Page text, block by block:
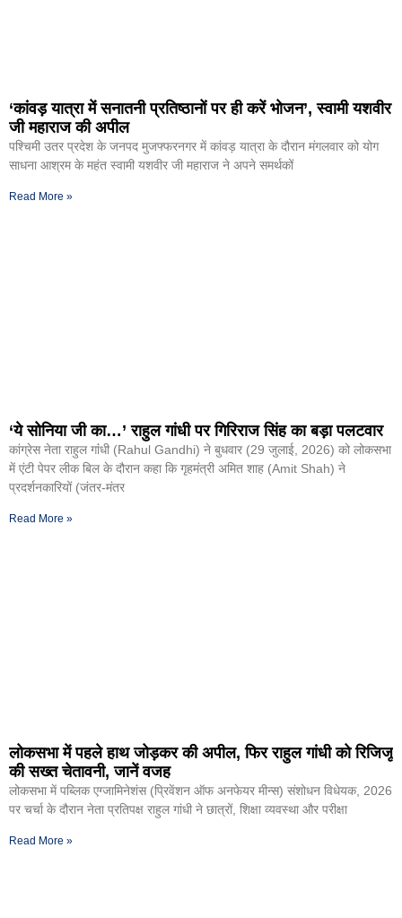
‘कांवड़ यात्रा में सनातनी प्रतिष्ठानों पर ही करें भोजन’, स्वामी यशवीर
जी महाराज की अपील
पश्चिमी उतर प्रदेश के जनपद मुजफ्फरनगर में कांवड़ यात्रा के दौरान मंगलवार को योग
साधना आश्रम के महंत स्वामी यशवीर जी महाराज ने अपने समर्थकों
Read More »
‘ये सोनिया जी का…’ राहुल गांधी पर गिरिराज सिंह का बड़ा पलटवार
कांग्रेस नेता राहुल गांंधी (Rahul Gandhi) ने बुधवार (29 जुलाई, 2026) को लोकसभा
में एंटी पेपर लीक बिल के दौरान कहा कि गृहमंत्री अमित शाह (Amit Shah) ने
प्रदर्शनकारियों (जंतर-मंतर
Read More »
लोकसभा में पहले हाथ जोड़कर की अपील, फिर राहुल गांधी को रिजिजू
की सख्त चेतावनी, जानें वजह
लोकसभा में पब्लिक एग्जामिनेशंस (प्रिवेंशन ऑफ अनफेयर मीन्स) संशोधन विधेयक, 2026
पर चर्चा के दौरान नेता प्रतिपक्ष राहुल गांधी ने छात्रों, शिक्षा व्यवस्था और परीक्षा
Read More »